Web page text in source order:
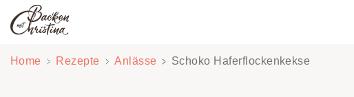
Inhalt
Home Rezepte Anlässe Schoko Haferflockenkekse